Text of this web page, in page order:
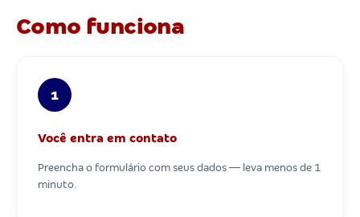
Como funciona
1
Você entra em contato
Preencha o formulário com seus dados — leva menos de 1
minuto.